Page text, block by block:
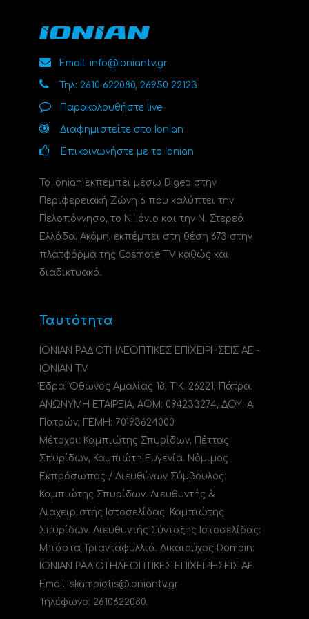
Email: info@ioniantv.gr
Τηλ: 2610 622080, 26950 22123
Παρακολουθήστε live
Διαφημιστείτε στο Ionian
Επικοινωνήστε με το Ionian
Το Ionian εκπέμπει μέσω Digea στην
Περιφερειακή Ζώνη 6 που καλύπτει την
Πελοπόννησο, το N. Ιόνιο και την Ν. Στερεά
Ελλάδα. Ακόμη, εκπέμπει στη θέση 673 στην
πλατφόρμα της Cosmote TV καθώς και
διαδικτυακά.
Ταυτότητα
ΙΟΝΙΑΝ ΡΑΔΙΟΤΗΛΕΟΠΤΙΚΕΣ ΕΠΙΧΕΙΡΗΣΕΙΣ ΑΕ -
IONIAN TV
Έδρα: Όθωνος Αμαλίας 18, Τ.Κ. 26221, Πάτρα.
ΑΝΩΝΥΜΗ ΕΤΑΙΡΕΙΑ, ΑΦΜ: 094233274, ΔΟΥ: A
Πατρών, ΓΕΜΗ: 70193624000.
Μέτοχοι: Καμπιώτης Σπυρίδων, Πέττας
Σπυρίδων, Καμπιώτη Ευγενία. Νόμιμος
Εκπρόσωπος / Διευθύνων Σύμβουλος:
Καμπιώτης Σπυρίδων. Διευθυντής &
Διαχειριστής Ιστοσελίδας: Καμπιώτης
Σπυρίδων. Διευθυντής Σύνταξης Ιστοσελίδας:
Μπάστα Τριανταφυλλιά. Δικαιούχος Domain:
ΙΟΝΙΑΝ ΡΑΔΙΟΤΗΛΕΟΠΤΙΚΕΣ ΕΠΙΧΕΙΡΗΣΕΙΣ ΑΕ
Email: skampiotis@ioniantv.gr
Τηλέφωνο: 2610622080.